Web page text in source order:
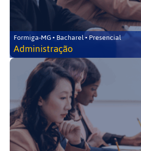
Formiga-MG • Bacharel • Presencial
Administração